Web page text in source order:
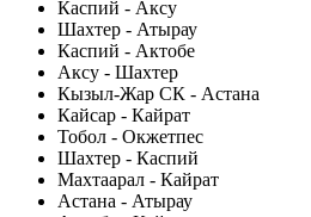
Каспий - Аксу
Шахтер - Атырау
Каспий - Актобе
Аксу - Шахтер
Кызыл-Жар СК - Астана
Кайсар - Кайрат
Тобол - Окжетпес
Шахтер - Каспий
Махтаарал - Кайрат
Астана - Атырау